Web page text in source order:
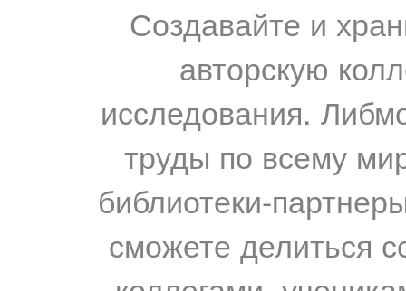
Создавайте и
авторскую
исследования.
труды по всему
библиотеки-
сможете делиться